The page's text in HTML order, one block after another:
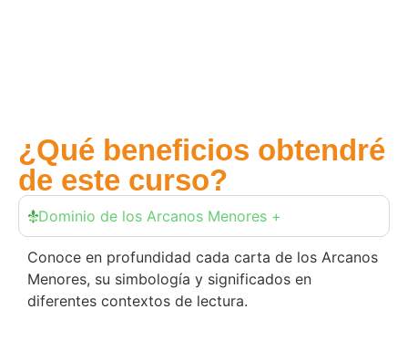
¿Qué beneficios obtendré
de este curso?
Dominio de los Arcanos Menores +
Conoce en profundidad cada carta de los Arcanos
Menores, su simbología y significados en
diferentes contextos de lectura.